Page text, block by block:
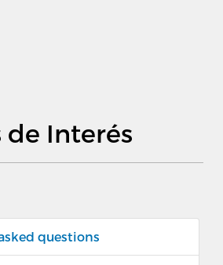
de Interés
questions